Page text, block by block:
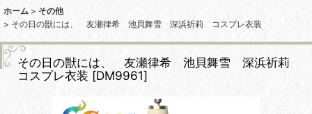
ホーム > その他
> その日の獣には、 友瀬律希 池貝舞雪 深浜祈莉 コスプレ衣装
その日の獣には、 友瀬律希 池貝舞雪 深浜祈莉
コスプレ衣装 [DM9961]